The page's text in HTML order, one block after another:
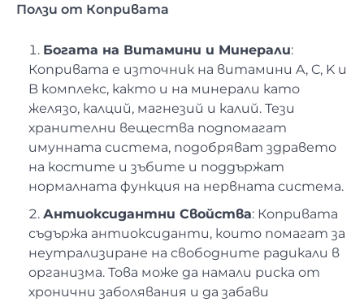
Ползи от Копривата
Богата на Витамини и Минерали:
Копривата е източник на витамини A, C, K и
B комплекс, както и на минерали като
желязо, калций, магнезий и калий. Тези
хранителни вещества подпомагат
имунната система, подобряват здравето
на костите и зъбите и поддържат
нормалната функция на нервната система.
Антиоксидантни Свойства: Копривата
съдържа антиоксиданти, които помагат за
неутрализиране на свободните радикали в
организма. Това може да намали риска от
хронични заболявания и да забави